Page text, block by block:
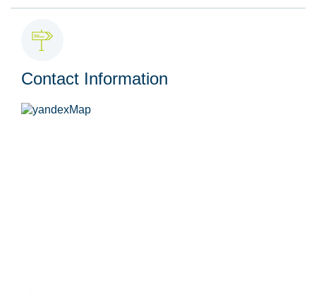
Contact Information